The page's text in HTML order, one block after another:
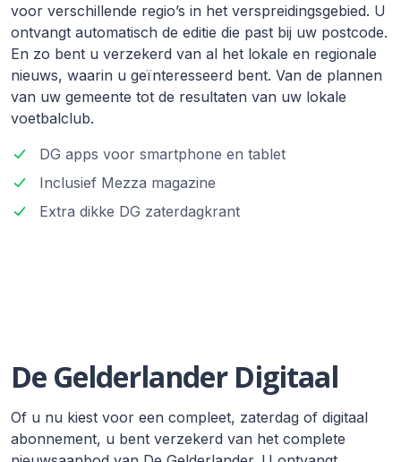
voor verschillende regio’s in het verspreidingsgebied. U
ontvangt automatisch de editie die past bij uw postcode.
En zo bent u verzekerd van al het lokale en regionale
nieuws, waarin u geïnteresseerd bent. Van de plannen
van uw gemeente tot de resultaten van uw lokale
voetbalclub.
DG apps voor smartphone en tablet
Inclusief Mezza magazine
Extra dikke DG zaterdagkrant
De Gelderlander Digitaal
Of u nu kiest voor een compleet, zaterdag of digitaal
abonnement, u bent verzekerd van het complete